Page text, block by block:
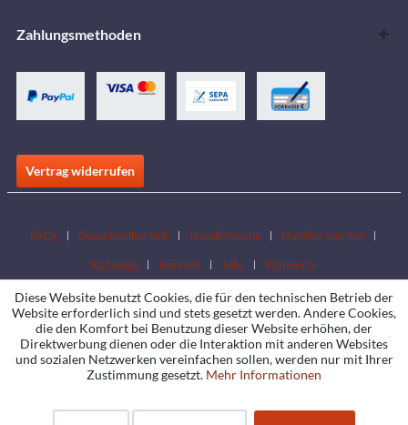
Zahlungsmethoden
Vertrag widerrufen
FAQs Downloadbereich Händlersuche
Händler werden
Kataloge
Kontakt Jobs Standorte
Diese Website benutzt Cookies, die für den technischen Betrieb der
Website erforderlich sind und stets gesetzt werden. Andere Cookies,
die den Komfort bei Benutzung dieser Website erhöhen, der
Direktwerbung dienen oder die Interaktion mit anderen Websites
und sozialen Netzwerken vereinfachen sollen, werden nur mit Ihrer
Zustimmung gesetzt. Mehr Informationen